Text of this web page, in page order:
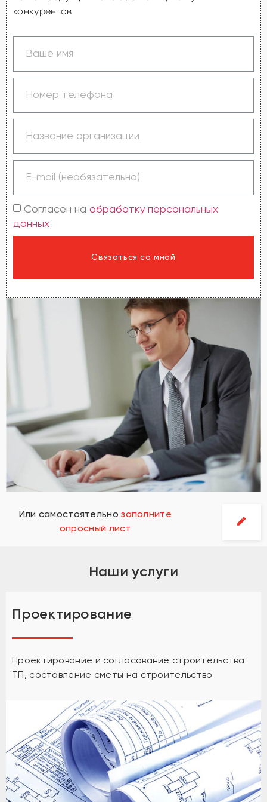
конкурентов
Согласен на обработку персональных
данных
Связаться со мной
Или самостоятельнозаполните
опросный лист
Наши услуги
Проектирование
Проектирование и согласование строительства
ТП, составление сметы на строительство